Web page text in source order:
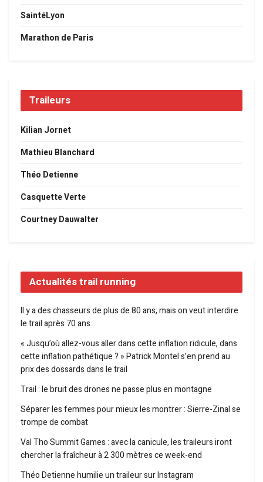
SaintéLyon
Marathon de Paris
Traileurs
Kilian Jornet
Mathieu Blanchard
Théo Detienne
Casquette Verte
Courtney Dauwalter
Actualités trail running
Il y a des chasseurs de plus de 80 ans, mais on veut interdire
le trail après 70 ans
« Jusqu’où allez-vous aller dans cette inflation ridicule, dans
cette inflation pathétique ? » Patrick Montel s’en prend au
prix des dossards dans le trail
Trail : le bruit des drones ne passe plus en montagne
Séparer les femmes pour mieux les montrer : Sierre-Zinal se
trompe de combat
Val Tho Summit Games : avec la canicule, les traileurs iront
chercher la fraîcheur à 2 300 mètres ce week-end
Théo Detienne humilie un traileur sur Instagram